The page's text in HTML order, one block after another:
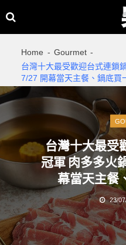
to
to
Home
Gourmet
台灣十大最受歡迎台式連鎖
7/27 開幕當天主餐、鍋底買
台灣十大最受
冠軍 肉多多火
幕當天主餐
23/